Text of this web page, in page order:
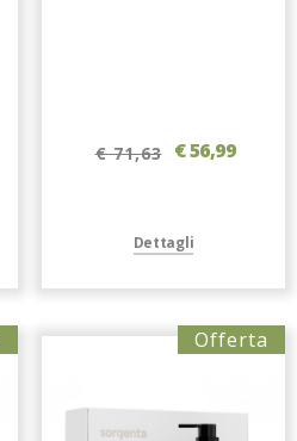
€ 71,63 € 56,99
Dettagli
Offerta